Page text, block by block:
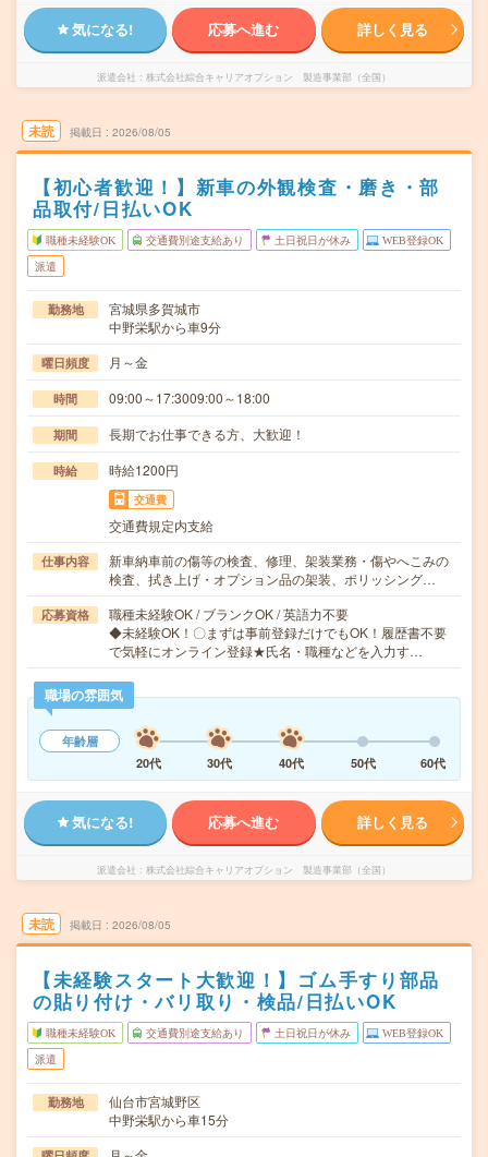
気になる! 応募へ進む 詳しく見る
派遣会社 株式会社綜合キャリアオプション 製造事業部（全国）
未読 掲載日 2026/08/05
【初心者歓迎！】新車の外観検査・磨き・部
品取付/日払いOK
職種未経験OK 交通費別途支給あり 土日祝日が休み WEB登録OK
派遣
勤務地
宮城県多賀城市
中野栄駅から車9分
曜日頻度 月～金
時間 09:00～17:3009:00～18:00
期間 長期でお仕事できる方、大歓迎！
時給 時給1200円
交通費
交通費規定内支給
仕事内容
新車納車前の傷等の検査、修理、架装業務・傷やへこみの
検査、拭き上げ・オプション品の架装、ポリッシング…
応募資格
職種未経験OK / ブランクOK / 英語力不要
◆未経験OK！〇まずは事前登録だけでもOK！履歴書不要
で気軽にオンライン登録★氏名・職種などを入力す…
職場の雰囲気
年齢層
20代
30代 40代 50代 60代
気になる! 応募へ進む 詳しく見る
派遣会社 株式会社綜合キャリアオプション 製造事業部（全国）
未読 掲載日 2026/08/05
【未経験スタート大歓迎！】ゴム手すり部品
の貼り付け・バリ取り・検品/日払いOK
職種未経験OK 交通費別途支給あり 土日祝日が休み WEB登録OK
派遣
勤務地
仙台市宮城野区
中野栄駅から車15分